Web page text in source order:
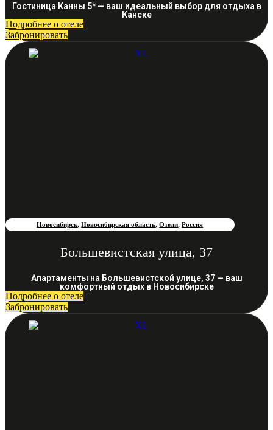
Гостиница Канны 5* — ваш идеальный выбор для отдыха в
Канске
Подробнее о отеле
Забронировать
Новосибирск,Новосибирская область,Отели,Россия
Большевистская улица, 37
Апартаменты на Большевистской улице, 37 — ваш
комфортный отдых в Новосибирске
Подробнее о отеле
Забронировать